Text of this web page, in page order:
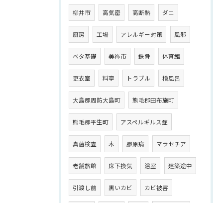
柳井市 高気密 高断熱 ダニ
厨房 工場 アレルギー対策 風邪
ベタ基礎 美祢市 鉄骨 体育館
更衣室 料亭 トラブル 檜風呂
大島郡周防大島町 熊毛郡田布施町
熊毛郡平生町 アスペルギルス症
真菌検査 木 膠原病 マラセチア
老舗旅館 床下換気 浴室 建築途中
引渡し前 黒いカビ カビ被害